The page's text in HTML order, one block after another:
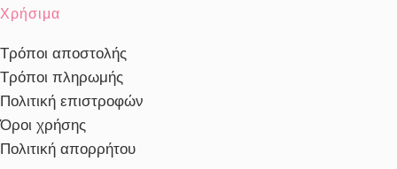
Χρήσιμα
Τρόποι αποστολής
Τρόποι πληρωμής
Πολιτική επιστροφών
Όροι χρήσης
Πολιτική απορρήτου